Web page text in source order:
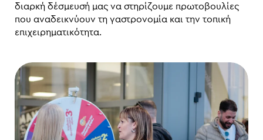
διαρκή δέσμευσή μας να στηρίζουμε πρωτοβουλίες
που αναδεικνύουν τη γαστρονομία και την τοπική
επιχειρηματικότητα.